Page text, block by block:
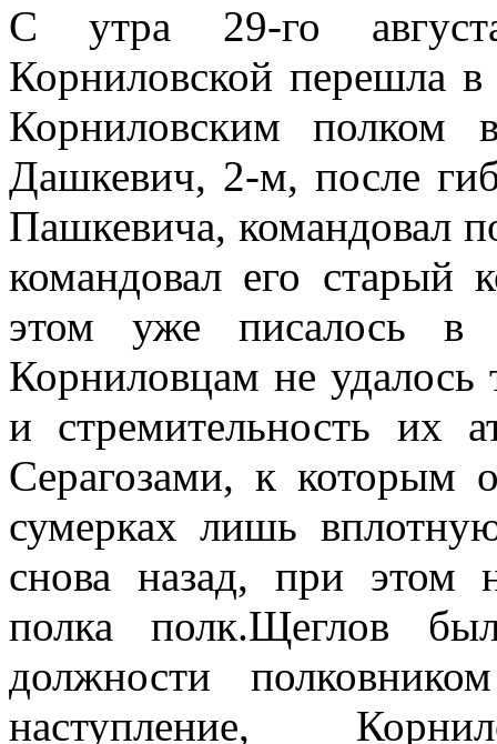
С утра 29-го
Корниловской перешла
Корниловским полком
Дашкевич, 2-м, после
Пашкевича, командовал
командовал его старый
этом уже писалось в
Корниловцам не удалось
и стремительность их
Серагозами, к которым
сумерках лишь
снова назад, при этом
полка полк.Щеглов
должности
наступление,